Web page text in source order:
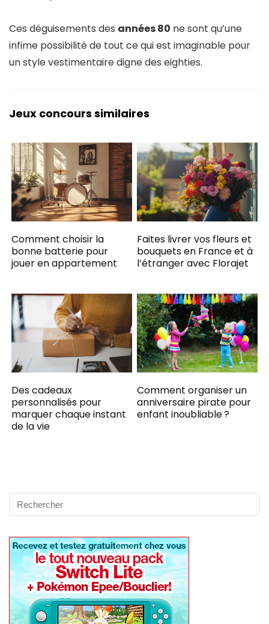
Ces déguisements des années 80 ne sont qu’une
infime possibilité de tout ce qui est imaginable pour
un style vestimentaire digne des eighties.
Jeux concours similaires
Comment choisir la
bonne batterie pour
jouer en appartement
Faites livrer vos fleurs et
bouquets en France et à
l’étranger avec Florajet
Des cadeaux
personnalisés pour
marquer chaque instant
de la vie
Comment organiser un
anniversaire pirate pour
enfant inoubliable ?